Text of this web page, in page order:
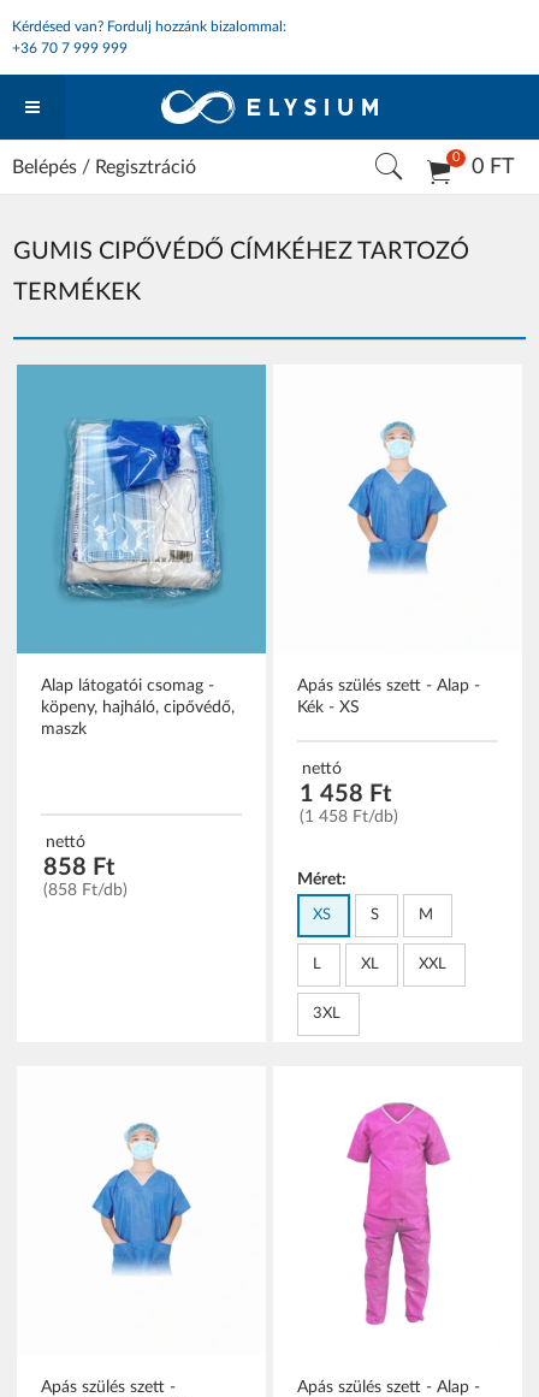
Kérdésed van? Fordulj hozzánk bizalommal:
+36 70 7 999 999
0 0 FT
Belépés / Regisztráció
GUMIS CIPŐVÉDŐ CÍMKÉHEZ TARTOZÓ
TERMÉKEK
Alap látogatói csomag -
köpeny, hajháló, cipővédő,
maszk
nettó
858 Ft
(858 Ft/db)
Apás szülés szett - Alap -
Kék - XS
nettó
1 458 Ft
(1 458 Ft/db)
Méret:
XS S M
XL XXL
3XL
Apás szülés szett -
Apás szülés szett - Alap -